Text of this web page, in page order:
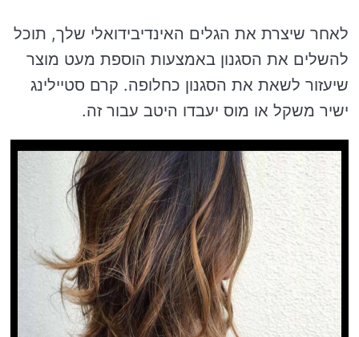
לאחר שיצרת את הגלים האינדיבידואלי שלך, תוכל
להשלים את הסגנון באמצעות הוספת מעט מוצר
שיעזור לשאת את הסגנון כחלופה. קרם סטיילינג
ישיר משקל או מוס יעבדו היטב עבור זה.